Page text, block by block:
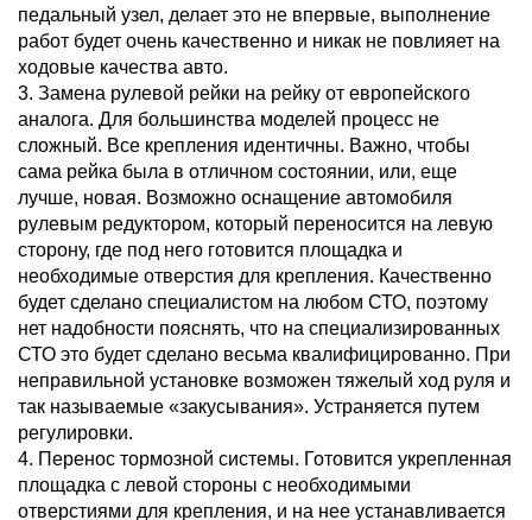
педальный узел, делает это не впервые, выполнение
работ будет очень качественно и никак не повлияет на
ходовые качества авто.
3. Замена рулевой рейки на рейку от европейского
аналога. Для большинства моделей процесс не
сложный. Все крепления идентичны. Важно, чтобы
сама рейка была в отличном состоянии, или, еще
лучше, новая. Возможно оснащение автомобиля
рулевым редуктором, который переносится на левую
сторону, где под него готовится площадка и
необходимые отверстия для крепления. Качественно
будет сделано специалистом на любом СТО, поэтому
нет надобности пояснять, что на специализированных
СТО это будет сделано весьма квалифицированно. При
неправильной установке возможен тяжелый ход руля и
так называемые «закусывания». Устраняется путем
регулировки.
4. Перенос тормозной системы. Готовится укрепленная
площадка с левой стороны с необходимыми
отверстиями для крепления, и на нее устанавливается